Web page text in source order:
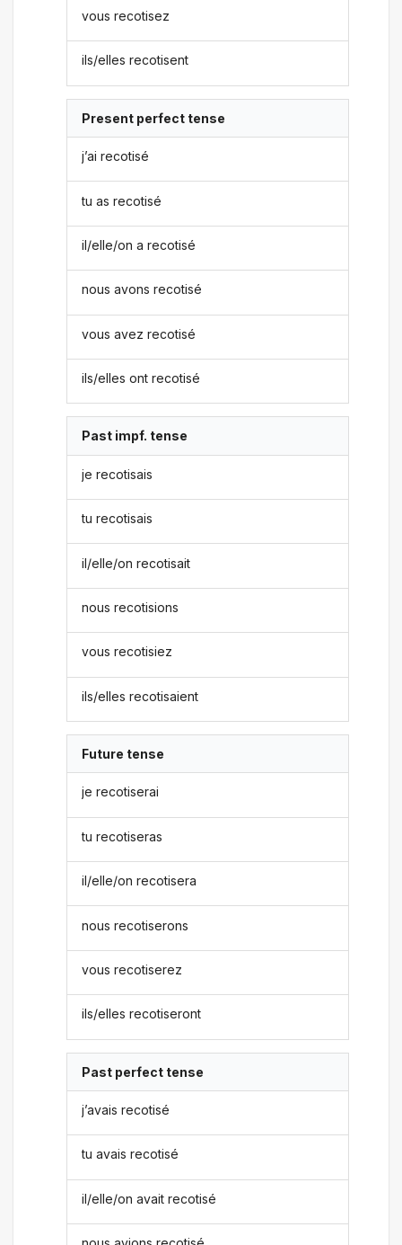
vous recotisez
ils/elles recotisent
Present perfect tense
j’ai recotisé
tu as recotisé
il/elle/on a recotisé
nous avons recotisé
vous avez recotisé
ils/elles ont recotisé
Past impf. tense
je recotisais
tu recotisais
il/elle/on recotisait
nous recotisions
vous recotisiez
ils/elles recotisaient
Future tense
je recotiserai
tu recotiseras
il/elle/on recotisera
nous recotiserons
vous recotiserez
ils/elles recotiseront
Past perfect tense
j’avais recotisé
tu avais recotisé
il/elle/on avait recotisé